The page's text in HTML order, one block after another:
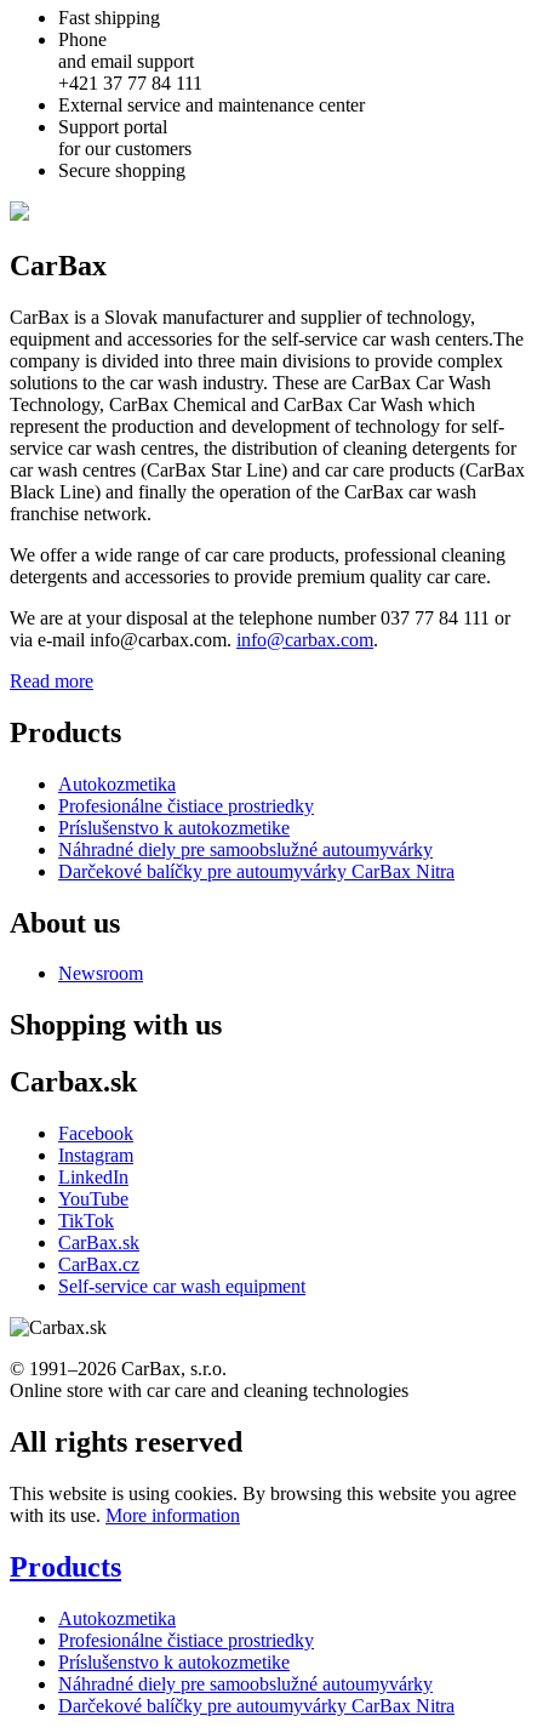
Fast shipping
Phone
and email support
+421 37 77 84 111
External service and maintenance center
Support portal
for our customers
Secure shopping
CarBax
CarBax is a Slovak manufacturer and supplier of technology,
equipment and accessories for the self-service car wash centers.The
company is divided into three main divisions to provide complex
solutions to the car wash industry. These are CarBax Car Wash
Technology, CarBax Chemical and CarBax Car Wash which
represent the production and development of technology for self-
service car wash centres, the distribution of cleaning detergents for
car wash centres (CarBax Star Line) and car care products (CarBax
Black Line) and finally the operation of the CarBax car wash
franchise network.
We offer a wide range of car care products, professional cleaning
detergents and accessories to provide premium quality car care.
We are at your disposal at the telephone number 037 77 84 111 or
via e-mail info@carbax.com. info@carbax.com.
Read more
Products
Autokozmetika
Profesionálne čistiace prostriedky
Príslušenstvo k autokozmetike
Náhradné diely pre samoobslužné autoumyvárky
Darčekové balíčky pre autoumyvárky CarBax Nitra
About us
Newsroom
Shopping with us
Carbax.sk
Facebook
Instagram
LinkedIn
YouTube
TikTok
CarBax.sk
CarBax.cz
Self-service car wash equipment
© 1991–2026 CarBax, s.r.o.
Online store with car care and cleaning technologies
All rights reserved
This website is using cookies. By browsing this website you agree
with its use. More information
Products
Autokozmetika
Profesionálne čistiace prostriedky
Príslušenstvo k autokozmetike
Náhradné diely pre samoobslužné autoumyvárky
Darčekové balíčky pre autoumyvárky CarBax Nitra